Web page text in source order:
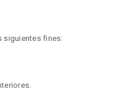
siguientes fines: